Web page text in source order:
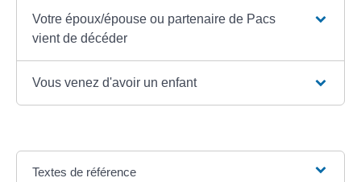
Votre époux/épouse ou partenaire de Pacs
vient de décéder
Vous venez d'avoir un enfant
Textes de référence